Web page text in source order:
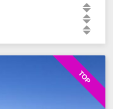
TOP